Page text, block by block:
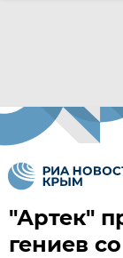
"Артек"
гениев